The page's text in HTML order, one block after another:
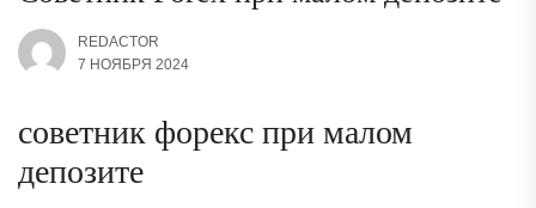
REDACTOR
7 НОЯБРЯ 2024
советник форекс при малом
депозите